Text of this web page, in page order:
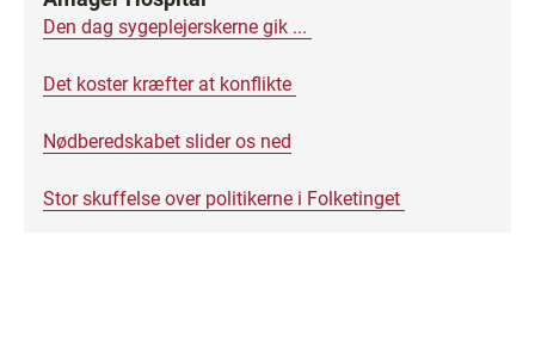
Den dag sygeplejerskerne gik ...
Det koster kræfter at konflikte
Nødberedskabet slider os ned
Stor skuffelse over politikerne i Folketinget